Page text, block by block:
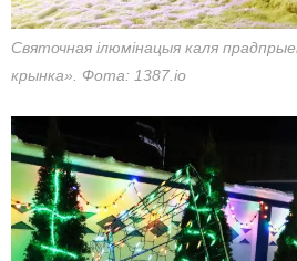
Святочная ілюмінацыя каля
крынка». Фота: 1387.io